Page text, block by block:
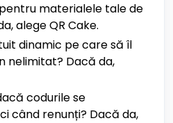
materialele tale de
alege QR Cake.
dinamic pe care să îl
nelimitat? Dacă da,
codurile se
când renunți? Dacă da,